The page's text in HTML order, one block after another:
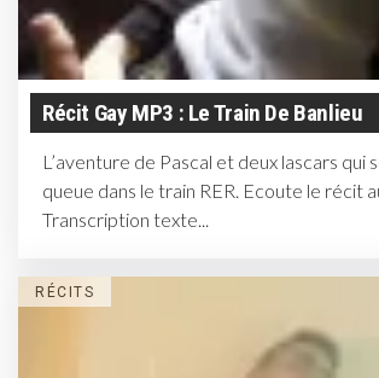
Récit Gay MP3 : Le Train De Banlieu
L’aventure de Pascal et deux lascars qui
queue dans le train RER. Ecoute le récit
Transcription texte...
RÉCITS